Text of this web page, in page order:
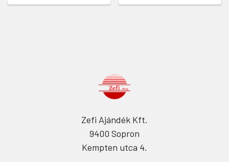
Zefi Ajándék Kft.
9400 Sopron
Kempten utca 4.